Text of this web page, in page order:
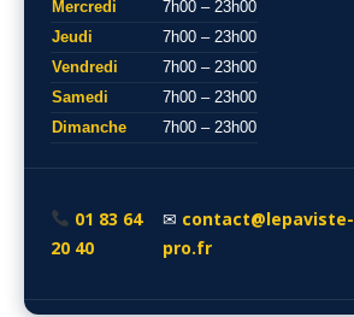
Mercredi
7h00 – 23h00
Jeudi
7h00 – 23h00
Vendredi
7h00 – 23h00
Samedi
7h00 – 23h00
Dimanche
7h00 – 23h00
01 83 64
20 40
✉ contact@lepaviste-
pro.fr